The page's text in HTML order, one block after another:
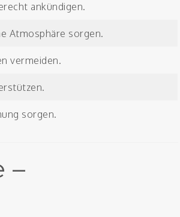
ankündigen.
Atmosphäre sorgen.
vermeiden.
sorgen.
–